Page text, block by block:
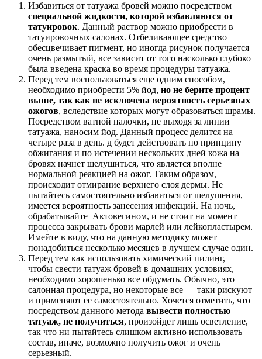
Избавиться от татуажа бровей можно посредством
специальной жидкости, которой избавляются от
татуировок. Данный раствор можно приобрести в
татуировочных салонах. Отбеливающее средство
обесцвечивает пигмент, но иногда рисунок получается
очень размытый, все зависит от того насколько глубоко
была введена краска во время процедуры татуажа.
Перед тем воспользоваться еще одним способом,
необходимо приобрести 5% йод, но не берите процент
выше, так как не исключена вероятность серьезных
ожогов, вследствие которых могут образоваться шрамы.
Посредством ватной палочки, не выходя за линии
татуажа, наносим йод. Данный процесс делится на
четыре раза в день. д будет действовать по принципу
обжигания и по истечении нескольких дней кожа на
бровях начнет шелушиться, что является вполне
нормальной реакцией на ожог. Таким образом,
происходит отмирание верхнего слоя дермы. Не
пытайтесь самостоятельно избавиться от шелушения,
имеется вероятность занесения инфекций. На ночь,
обрабатывайте Актовегином, и не стоит на момент
процесса закрывать брови марлей или лейкопластырем.
Имейте в виду, что на данную методику может
понадобиться несколько месяцев в лучшем случае один.
Перед тем как использовать химический пилинг,
чтобы свести татуаж бровей в домашних условиях,
необходимо хорошенько все обдумать. Обычно, это
салонная процедура, но некоторые все — таки рискуют
и применяют ее самостоятельно. Хочется отметить, что
посредством данного метода вывести полностью
татуаж, не получиться, произойдет лишь осветление,
так что ни пытайтесь слишком активно использовать
состав, иначе, возможно получить ожог и очень
серьезный.